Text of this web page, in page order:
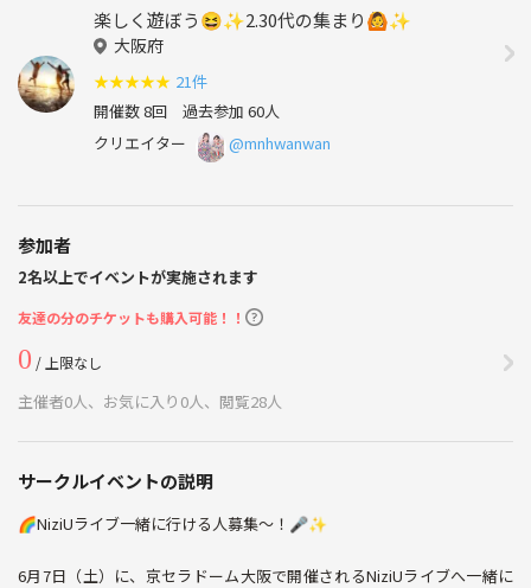
楽しく遊ぼう😆✨2.30代の集まり🙆✨
大阪府
★★★★★ 21件
開催数 8回 過去参加 60人
クリエイター
@mnhwanwan
参加者
2名以上でイベントが実施されます
友達の分のチケットも購入可能！！
0 / 上限なし
主催者0人、お気に入り0人、閲覧28人
サークルイベントの説明
🌈NiziUライブ一緒に行ける人募集〜！🎤✨
6月7日（土）に、京セラドーム大阪で開催されるNiziUライブへ一緒に